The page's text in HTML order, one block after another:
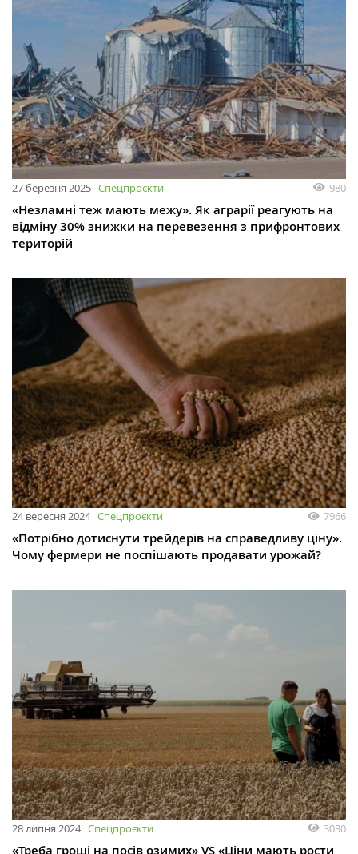
27 березня 2025 Спецпроєкти 980
«Незламні теж мають межу». Як аграрії реагують на
відміну 30% знижки на перевезення з прифронтових
територій
24 вересня 2024 Спецпроєкти 7966
«Потрібно дотиснути трейдерів на справедливу ціну».
Чому фермери не поспішають продавати урожай?
28 липня 2024 Спецпроєкти 3030
«Треба гроші на посів озимих» VS «Ціни мають рости